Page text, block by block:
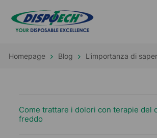
Homepage Blog L'importanza di
Come trattare i dolori con terapie del
freddo